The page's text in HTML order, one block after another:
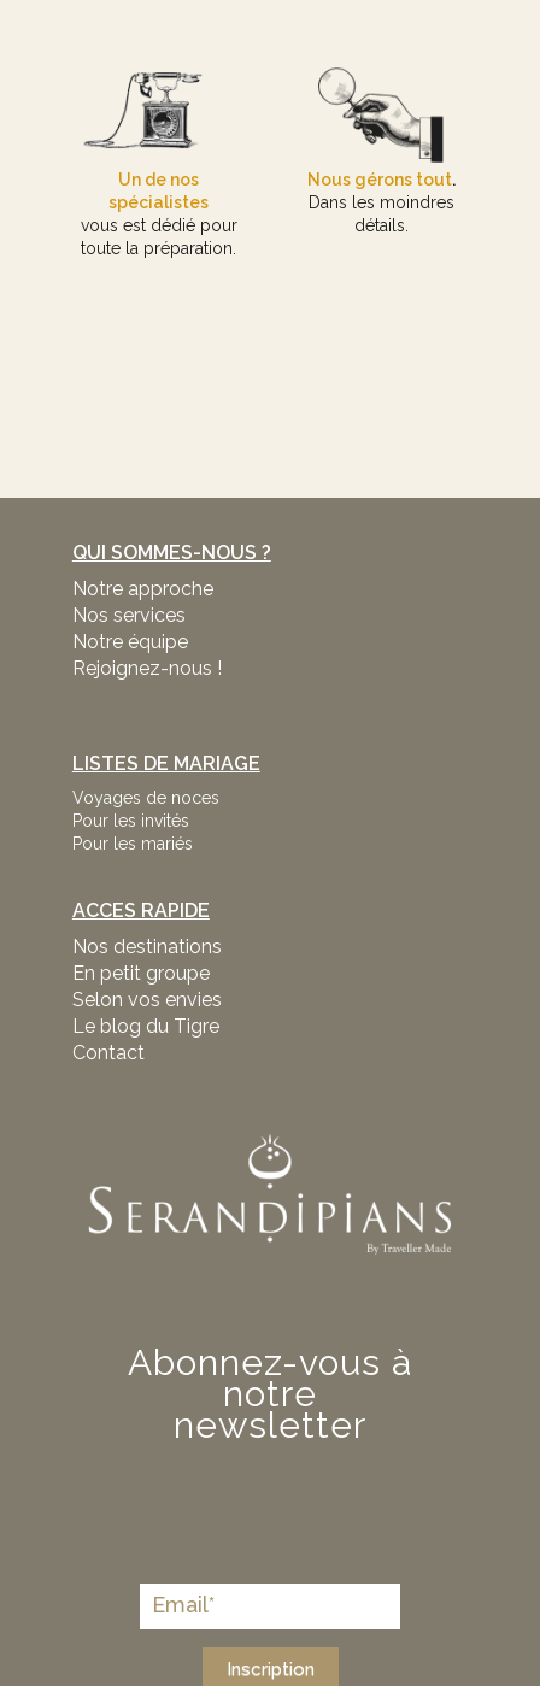
Un de nos
spécialistes
vous est dédié pour
toute la préparation.
Nous gérons tout.
Dans les moindres
détails.
QUI SOMMES-NOUS ?
Notre approche
Nos services
Notre équipe
Rejoignez-nous !
LISTES DE MARIAGE
Voyages de noces
Pour les invités
Pour les mariés
ACCES RAPIDE
Nos destinations
En petit groupe
Selon vos envies
Le blog du Tigre
Contact
Abonnez-vous à
notre
newsletter
Inscription